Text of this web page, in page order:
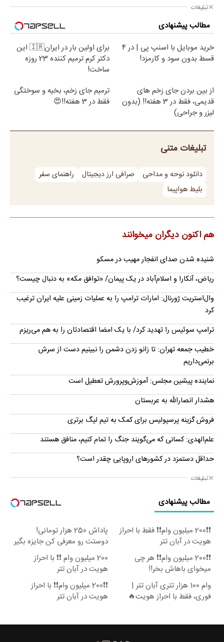
تبلیغات
مطالب پیشنهادی
خرید موبایل با اسنپ پی | در ۴
قسط بدون سود و کارمزد!
برای اولین بار در ایران🇮🇷 این
دکتر کرم ترمیم کننده 23 روزه
ساخت!
از بین بردن جای زخم های
قدیمی، فقط در 3 هفته!! (بدون
لیزر و جراحی)
ترمیم جای زخم، بخیه و سوختگی
فقط در 3 هفته!!😍
تبلیغات متنی
دانلود نوحه و مداحی صرافی ارز دیجیتال
راهنمای سفر
بلیط هواپیما
هم اکنون دیگران میخوانند
شنیده شدن صدای انفجار مهیب در مسکو
ریاض، آنکارا و اسلام‌آباد در یک پیمان/ «توافق مکه» به دنبال چیست؟
وال‌استریت ژورنال: امارات ترامپ را به عملیات زمینی علیه ایران ترغیب
کرد
ترامپ سوئیس را تهدید کرد/ با یک امضا اقتصادتان را به هم می‌ریزم
خطیب جمعه تهران: تا زانو زدن دشمن را نبینیم دست از سرش
برنمی‌داریم
نماینده پیشین مجلس: آموزش‌وپرورش تعطیل است
هشدار انصارالله به عربستان
فروش گزینه پرسپولیس برای کمک به تیم لیگ برتری
علم‌الهدی: کسانی که می‌گویند جنگ را تمام کنیم، منافق هستند
حداقل دستمزد در کشورهای اروپایی چقدر است؟
تبلیغات
مطالب پیشنهادی
❗❗200 میلیون وام❗❗ فقط با احراز
هویت در آبان تتر
پاداش 250 هزار تومانی!
دوستت رو معرفی کن جایزه بگیر
😍
❗❗200 میلیون وام❗❗ هر چی
میخوای باهاش بخر!!
200 میلیون وام ❗❗ با احراز
هویت در آبان تتر
وام 100 هزار تتری آبان تتر |
فوری، فقط با احراز هویت🔥
❗❗200 میلیون وام❗❗ با احراز
هویت در آبان تتر